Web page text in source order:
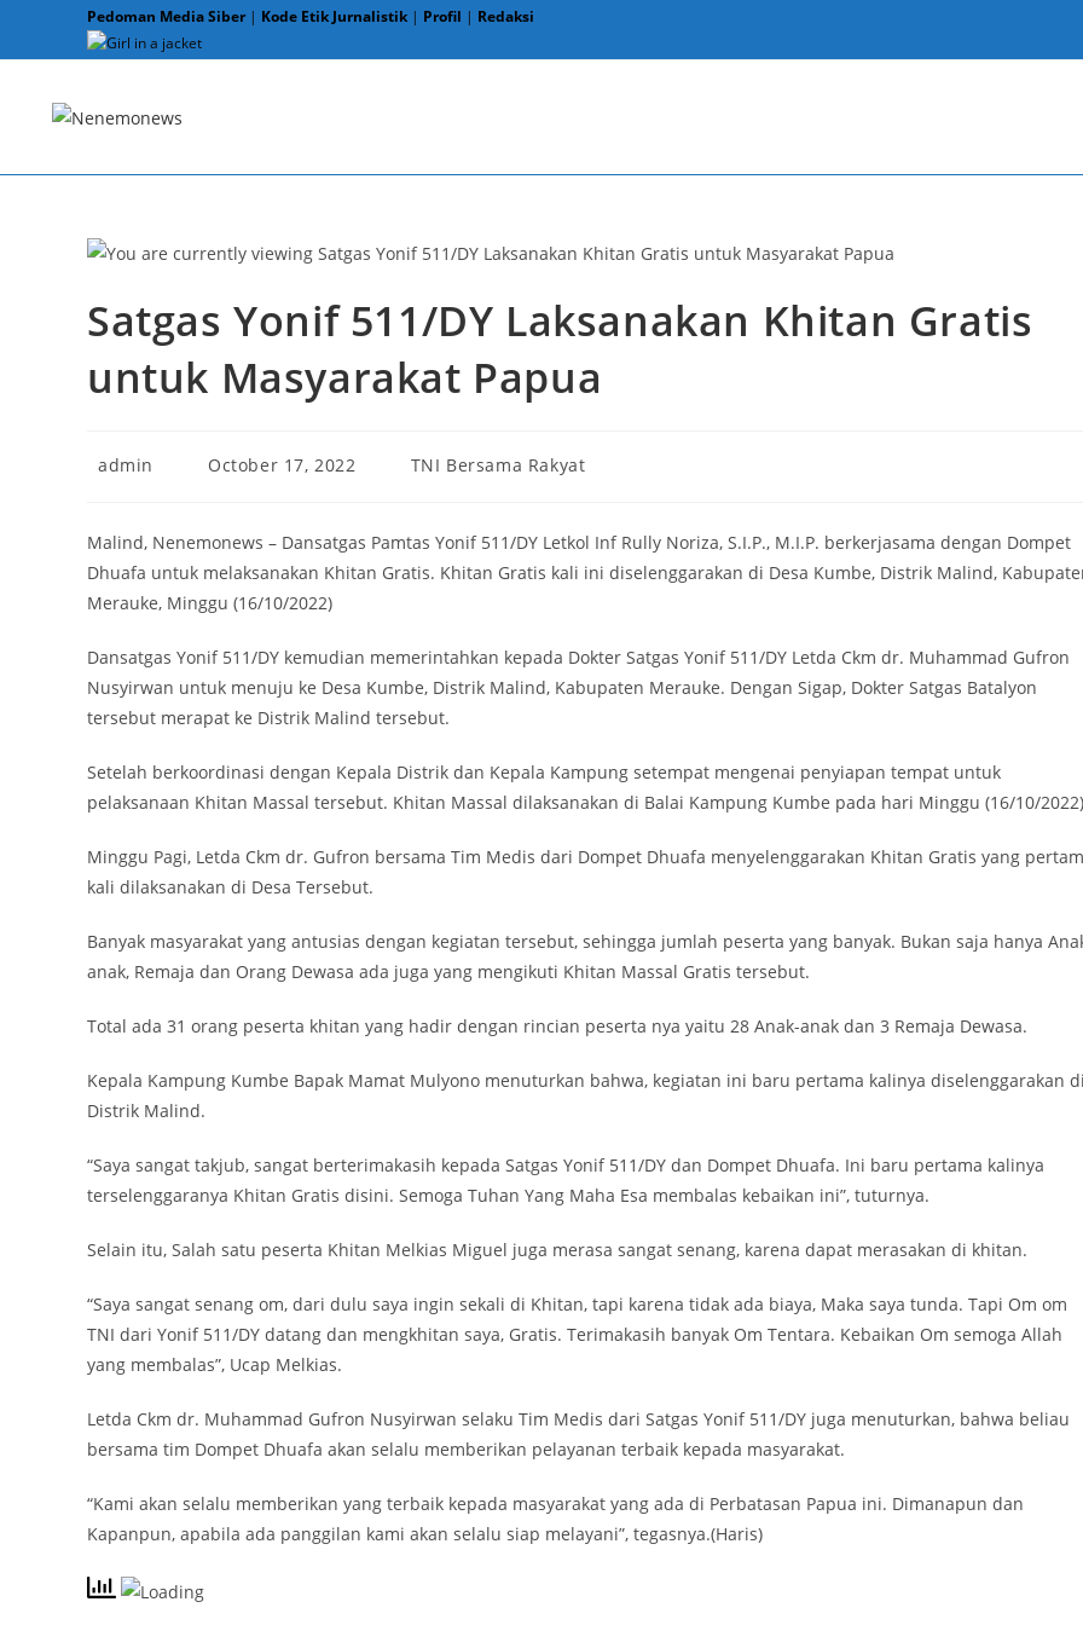
Pedoman Media Siber| Kode Etik Jurnalistik | Profil | Redaksi
Satgas Yonif 511/DY Laksanakan Khitan Gratis
untuk Masyarakat Papua
Post
admin
Post
October 17, 2022
Post
TNI Bersama Rakyat
Malind, Nenemonews – Dansatgas Pamtas Yonif 511/DY Letkol Inf Rully Noriza, S.I.P., M.I.P. berkerjasama dengan Dompet
Dhuafa untuk melaksanakan Khitan Gratis. Khitan Gratis kali ini diselenggarakan di Desa Kumbe, Distrik Malind,
Merauke, Minggu (16/10/2022)
Dansatgas Yonif 511/DY kemudian memerintahkan kepada Dokter Satgas Yonif 511/DY Letda Ckm dr. Muhammad Gufron
Nusyirwan untuk menuju ke Desa Kumbe, Distrik Malind, Kabupaten Merauke. Dengan Sigap, Dokter Satgas Batalyon
tersebut merapat ke Distrik Malind tersebut.
Setelah berkoordinasi dengan Kepala Distrik dan Kepala Kampung setempat mengenai penyiapan tempat untuk
pelaksanaan Khitan Massal tersebut. Khitan Massal dilaksanakan di Balai Kampung Kumbe pada hari Minggu (16/10/2022)
Minggu Pagi, Letda Ckm dr. Gufron bersama Tim Medis dari Dompet Dhuafa menyelenggarakan Khitan Gratis yang
kali dilaksanakan di Desa Tersebut.
Banyak masyarakat yang antusias dengan kegiatan tersebut, sehingga jumlah peserta yang banyak. Bukan saja hanya
anak, Remaja dan Orang Dewasa ada juga yang mengikuti Khitan Massal Gratis tersebut.
Total ada 31 orang peserta khitan yang hadir dengan rincian peserta nya yaitu 28 Anak-anak dan 3 Remaja Dewasa.
Kepala Kampung Kumbe Bapak Mamat Mulyono menuturkan bahwa, kegiatan ini baru pertama kalinya diselenggarakan di
Distrik Malind.
“Saya sangat takjub, sangat berterimakasih kepada Satgas Yonif 511/DY dan Dompet Dhuafa. Ini baru pertama kalinya
terselenggaranya Khitan Gratis disini. Semoga Tuhan Yang Maha Esa membalas kebaikan ini”, tuturnya.
Selain itu, Salah satu peserta Khitan Melkias Miguel juga merasa sangat senang, karena dapat merasakan di khitan.
“Saya sangat senang om, dari dulu saya ingin sekali di Khitan, tapi karena tidak ada biaya, Maka saya tunda. Tapi Om om
TNI dari Yonif 511/DY datang dan mengkhitan saya, Gratis. Terimakasih banyak Om Tentara. Kebaikan Om semoga Allah
yang membalas”, Ucap Melkias.
Letda Ckm dr. Muhammad Gufron Nusyirwan selaku Tim Medis dari Satgas Yonif 511/DY juga menuturkan, bahwa beliau
bersama tim Dompet Dhuafa akan selalu memberikan pelayanan terbaik kepada masyarakat.
“Kami akan selalu memberikan yang terbaik kepada masyarakat yang ada di Perbatasan Papua ini. Dimanapun dan
Kapanpun, apabila ada panggilan kami akan selalu siap melayani”, tegasnya.(Haris)